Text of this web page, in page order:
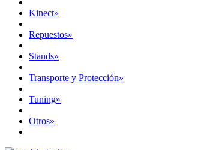
Kinect»
Repuestos»
Stands»
Transporte y Protección»
Tuning»
Otros»